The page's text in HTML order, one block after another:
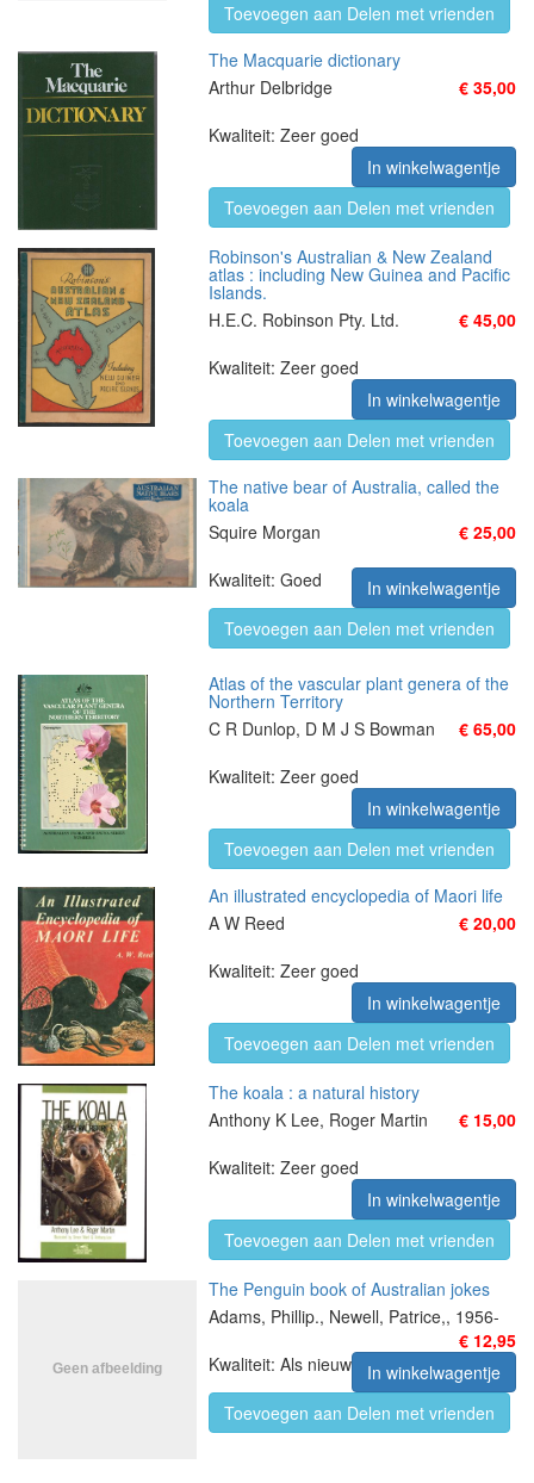
Toevoegen aan Delen met vrienden
The Macquarie dictionary
Arthur Delbridge
€ 35,00
Kwaliteit: Zeer goed
In winkelwagentje
Toevoegen aan Delen met vrienden
Robinson's Australian & New Zealand
atlas : including New Guinea and Pacific
Islands.
H.E.C. Robinson Pty. Ltd.
€ 45,00
Kwaliteit: Zeer goed
In winkelwagentje
Toevoegen aan Delen met vrienden
The native bear of Australia, called the
koala
Squire Morgan
€ 25,00
Kwaliteit: Goed
In winkelwagentje
Toevoegen aan Delen met vrienden
Atlas of the vascular plant genera of the
Northern Territory
C R Dunlop, D M J S Bowman
€ 65,00
Kwaliteit: Zeer goed
In winkelwagentje
Toevoegen aan Delen met vrienden
An illustrated encyclopedia of Maori life
A W Reed
€ 20,00
Kwaliteit: Zeer goed
In winkelwagentje
Toevoegen aan Delen met vrienden
The koala : a natural history
Anthony K Lee, Roger Martin
€ 15,00
Kwaliteit: Zeer goed
In winkelwagentje
Toevoegen aan Delen met vrienden
The Penguin book of Australian jokes
Adams, Phillip., Newell, Patrice,, 1956-
€ 12,95
Kwaliteit: Als nieuw
In winkelwagentje
Toevoegen aan Delen met vrienden